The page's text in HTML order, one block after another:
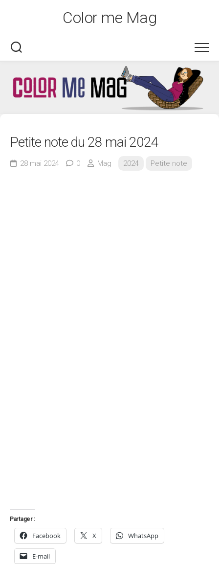
Color me Mag
Petite note du 28 mai 2024
28 mai 2024 0 Mag 2024 Petite note
Partager :
Facebook X WhatsApp
E-mail